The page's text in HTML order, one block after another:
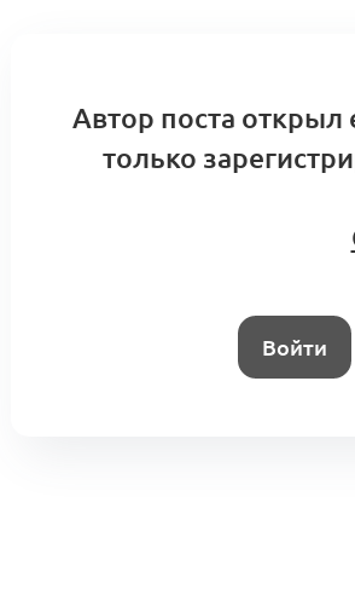
Автор поста открыл
только
Войти